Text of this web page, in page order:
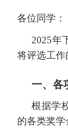
各位同学：
2025年
将评选工作
一、各
根据学
的各类奖